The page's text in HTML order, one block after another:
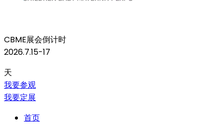
CBME展会倒计时
2026.7.15-17
天
我要参观
我要定展
首页